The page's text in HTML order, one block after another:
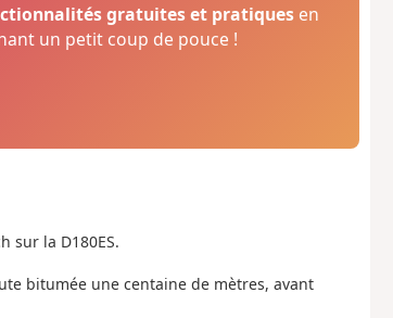
gratuites et pratiques en
un petit coup de pouce !
sur la D180ES.
bitumée une centaine de mètres, avant